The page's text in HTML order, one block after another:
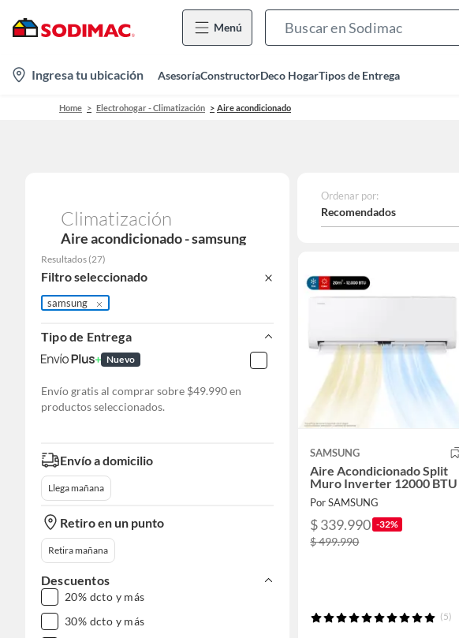
Menú
location-
icon
Ingresa tu ubicación AsesoríaConstructorDeco HogarTipos de Entrega
Home Electrohogar - Climatización Aire acondicionado
Climatización
Aire acondicionado - samsung
Resultados (27)
Filtro seleccionado
samsung
Tipo de Entrega
Nuevo
Envío gratis al comprar sobre $49.990 en
productos seleccionados.
Envío a domicilio
Llega mañana
Retiro en un punto
Retira mañana
Descuentos
20% dcto y más
30% dcto y más
Ordenar por:
Recomendados
SAMSUNG
Aire Acondicionado Split
Muro Inverter 12000 BTU
Por SAMSUNG
$ 339.990 -32%
$ 499.990
(5)